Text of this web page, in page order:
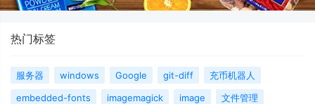
热门标签
服务器 windows Google git-diff
充币机器人
embedded-fonts
imagemagick image
文件管理